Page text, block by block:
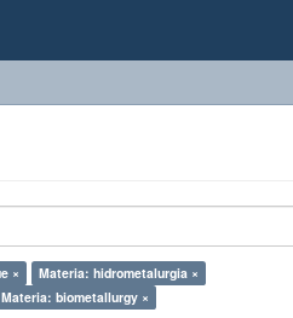
×
Materia: hidrometalurgia ×
Materia: biometallurgy ×